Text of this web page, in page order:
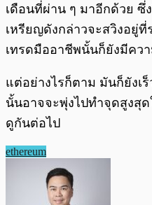
เดือนที่ผ่าน ๆ มาอีกด้วย ซึ่
เหรียญดังกล่าวจะสวิงอยู่
เทรดมืออาชีพนั้นก็ยังมีคว
แต่อย่างไรก็ตาม มันก็ยังเ
นั้นอาจจะพุ่งไปทำจุดสูงสุ
ดูกันต่อไป
ethereum